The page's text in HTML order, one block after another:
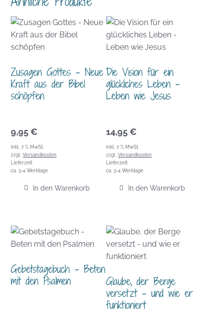
Zusagen Gottes – Neue
Kraft aus der Bibel
schöpfen
9,95 €
inkl. 7 % MwSt.
zzgl.Versandkosten
Lieferzeit:
ca. 3-4 Werktage
In den Warenkorb
Die Vision für ein
glückliches Leben –
Leben wie Jesus
14,95 €
inkl. 7 % MwSt.
zzgl. Versandkosten
Lieferzeit:
ca. 3-4 Werktage
In den Warenkorb
Gebetstagebuch – Beten
mit den Psalmen
Glaube, der Berge
versetzt – und wie er
funktioniert